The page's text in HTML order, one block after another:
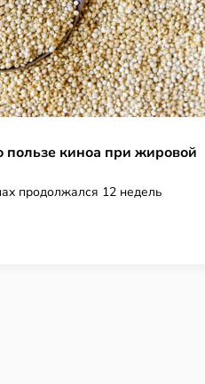
пользе киноа при жировой
продолжался 12 недель